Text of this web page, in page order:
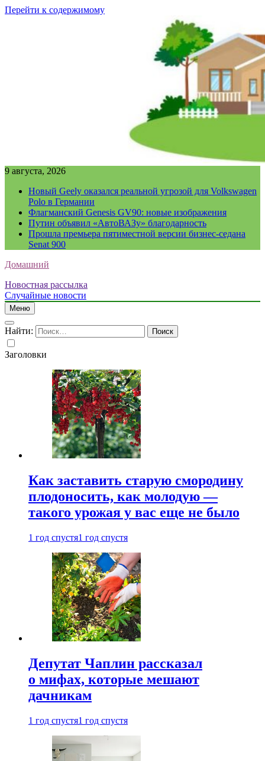
Перейти к содержимому
9 августа, 2026
Новый Geely оказался реальной угрозой для Volkswagen
Polo в Германии
Флагманский Genesis GV90: новые изображения
Путин объявил «АвтоВАЗу» благодарность
Прошла премьера пятиместной версии бизнес-седана
Senat 900
Домашний
Новостная рассылка
Случайные новости
Меню
Найти:
Заголовки
Как заставить старую смородину
плодоносить, как молодую —
такого урожая у вас еще не было
1 год спустя1 год спустя
Депутат Чаплин рассказал
о мифах, которые мешают
дачникам
1 год спустя1 год спустя